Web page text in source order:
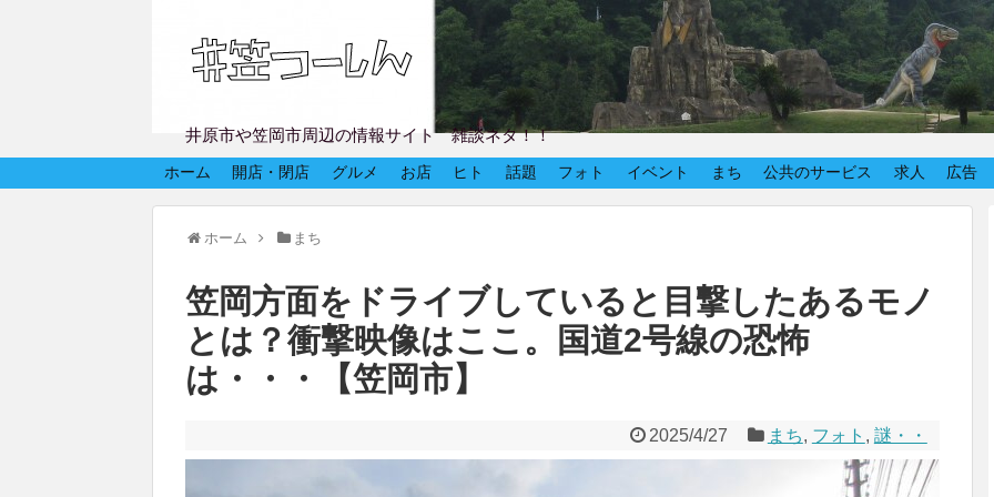
井原市や笠岡市周辺の情報サイト 雑談ネタ！！
ホーム 開店・閉店 グルメ お店 ヒト 話題 フォト イベント まち 公共のサービス 求人 広告
ホーム まち
笠岡方面をドライブしていると目撃したあるモノ
とは？衝撃映像はここ。国道2号線の恐怖
は・・・【笠岡市】
2025/4/27 まち, フォト , 謎・・